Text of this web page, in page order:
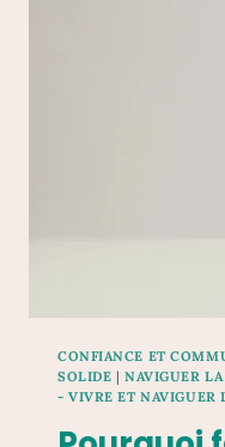
CONFIANCE ET
SOLIDE |NAVIGUER
- VIVRE ET NAVIGUER